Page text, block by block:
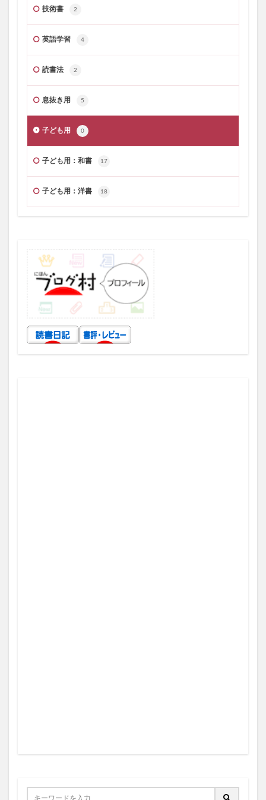
技術書 2
英語学習 4
読書法 2
息抜き用 5
子ども用 0
子ども用：和書 17
子ども用：洋書 18